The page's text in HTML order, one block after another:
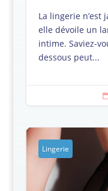
La lingerie n’est
elle dévoile un
intime. Saviez-
dessous peut...
Lingerie